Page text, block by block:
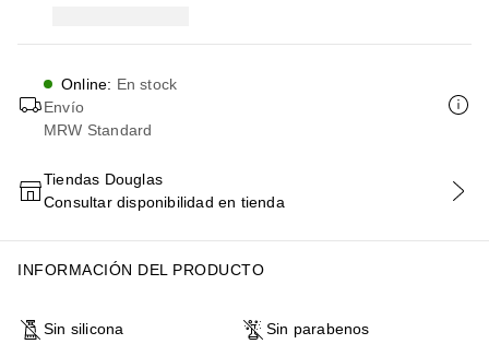
Online: En stock
Envío
MRW Standard
AÑADIR AL CARRITO
Tiendas Douglas
Consultar disponibilidad en tienda
INFORMACIÓN DEL PRODUCTO
Sin silicona Sin parabenos